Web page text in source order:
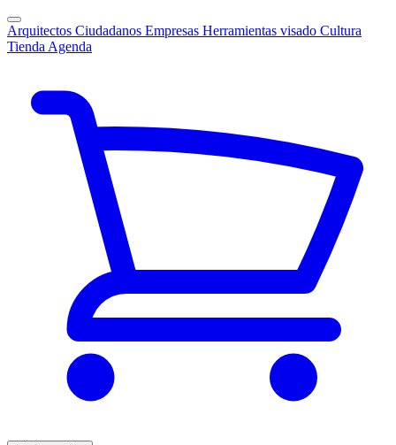
Arquitectos Ciudadanos Empresas Herramientas visado Cultura
Tienda Agenda